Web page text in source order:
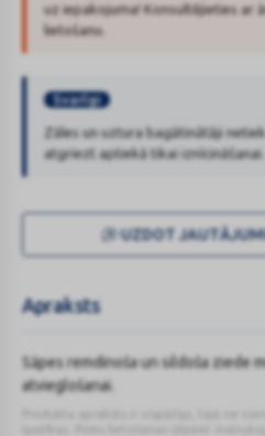
uz iepakojuma! Konsultējieties ar
lietošanu.
Svarīgi
Zāles un uztura bagātinātāji
atgriezt aptiekā tikai iznīcināšanai.
UZDOT
Apraksts
Sāpes remdinoša un sildoša ziede
atvieglošanai.